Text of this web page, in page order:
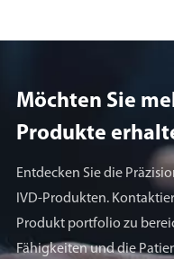
Möchten Sie
Produkte
Entdecken Sie die
IVD-Produkten.
Produkt portfolio zu
Fähigkeiten und die